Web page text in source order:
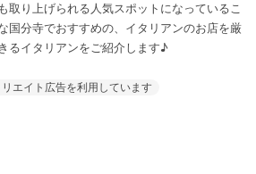
取り上げられる人気スポットになっているこ
国分寺でおすすめの、イタリアンのお店を厳
るイタリアンをご紹介します♪
エイト広告を利用しています